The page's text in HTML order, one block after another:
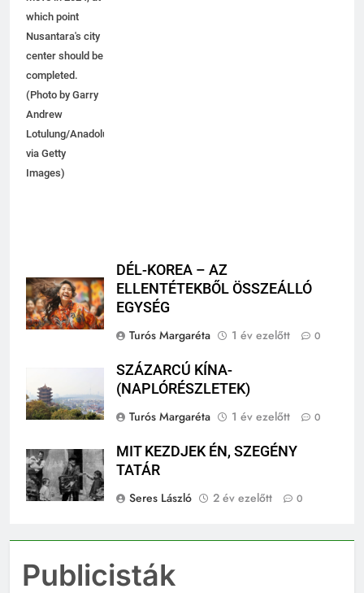
move in 2024, at
which point
Nusantara's city
center should be
completed.
(Photo by Garry
Andrew
Lotulung/Anadolu
via Getty
DÉL-KOREA – AZ
ELLENTÉTEKBŐL ÖSSZEÁLLÓ
SZÁZARCÚ KÍNA-
MIT KEZDJEK ÉN, SZEGÉNY